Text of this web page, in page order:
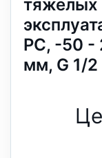
тяжелых
РС, -50 -
мм, G 1/2